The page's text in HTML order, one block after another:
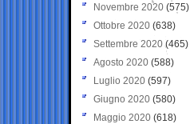
Novembre 2020 (575)
Ottobre 2020 (638)
Settembre 2020(465)
Agosto 2020 (588)
Luglio 2020 (597)
Giugno 2020 (580)
Maggio 2020 (618)